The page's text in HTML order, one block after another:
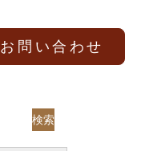
お問い合わせ
検索